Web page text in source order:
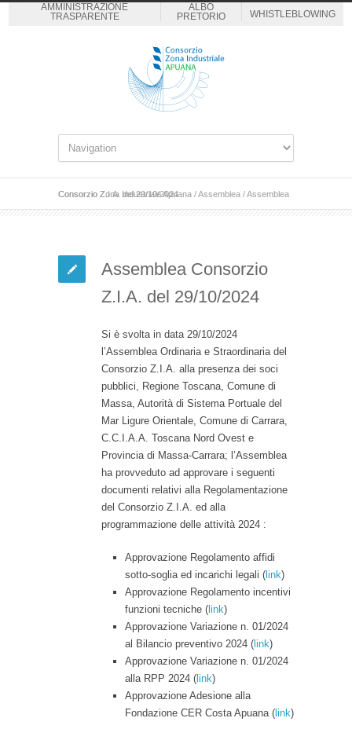
AMMINISTRAZIONE
TRASPARENTE
ALBO
PRETORIO
WHISTLEBLOWING
Consorzio Zona Industriale Apuana /Assemblea /
Assemblea Consorzio Z.I.A. del 29/10/2024
Assemblea Consorzio
Z.I.A. del 29/10/2024
Si è svolta in data 29/10/2024
l’Assemblea Ordinaria e Straordinaria del
Consorzio Z.I.A. alla presenza dei soci
pubblici, Regione Toscana, Comune di
Massa, Autorità di Sistema Portuale del
Mar Ligure Orientale, Comune di Carrara,
C.C.I.A.A. Toscana Nord Ovest e
Provincia di Massa-Carrara; l’Assemblea
ha provveduto ad approvare i seguenti
documenti relativi alla Regolamentazione
del Consorzio Z.I.A. ed alla
programmazione delle attività 2024 :
Approvazione Regolamento affidi
sotto-soglia ed incarichi legali ( link)
Approvazione Regolamento incentivi
funzioni tecniche ( link)
Approvazione Variazione n. 01/2024
al Bilancio preventivo 2024 ( link)
Approvazione Variazione n. 01/2024
alla RPP 2024 ( link)
Approvazione Adesione alla
Fondazione CER Costa Apuana ( link)